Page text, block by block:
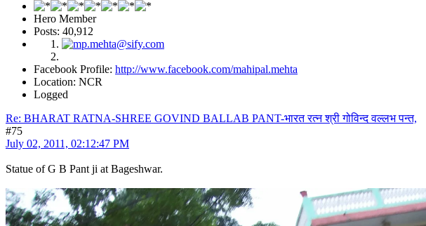
Hero Member
Posts: 40,912
Facebook Profile: http://www.facebook.com/mahipal.mehta
Location: NCR
Logged
Re: BHARAT RATNA-SHREE GOVIND BALLAB PANT-भारत रत्न श्री गोविन्द वल्लभ पन्त,
#75
July 02, 2011, 02:12:47 PM
Statue of G B Pant ji at Bageshwar.